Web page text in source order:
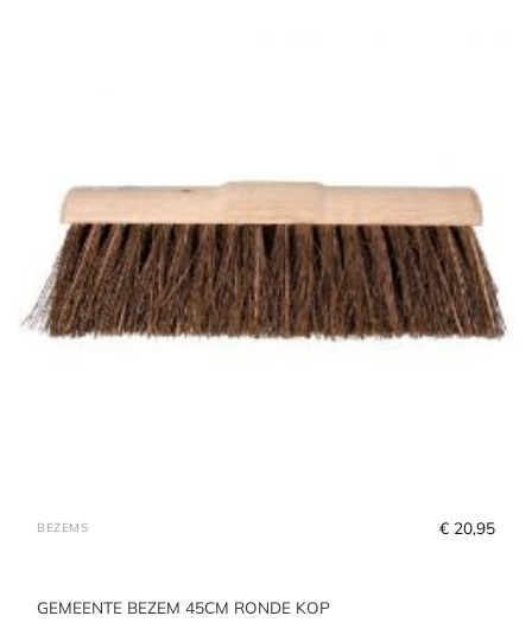
BEZEMS
GEMEENTE BEZEM 45CM RONDE KOP
€ 20,95